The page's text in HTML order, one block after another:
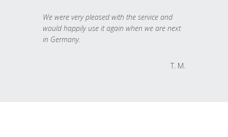
We were very pleased with the service and
would happily use it again when we are next
in Germany.
T. M.